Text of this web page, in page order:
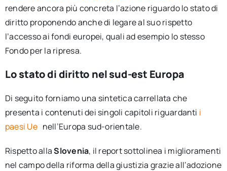
rendere ancora più concreta l’azione riguardo lo stato di
diritto proponendo anche di legare al suo rispetto
l’accesso ai fondi europei, quali ad esempio lo stesso
Fondo per la ripresa.
Lo stato di diritto nel sud-est Europa
Di seguito forniamo una sintetica carrellata che
presenta i contenuti dei singoli capitoli riguardanti i
paesi Ue nell’Europa sud-orientale.
Rispetto allaSlovenia, il report sottolinea i miglioramenti
nel campo della riforma della giustizia grazie all’adozione